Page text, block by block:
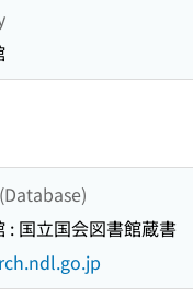
: 国立国会図書館蔵書